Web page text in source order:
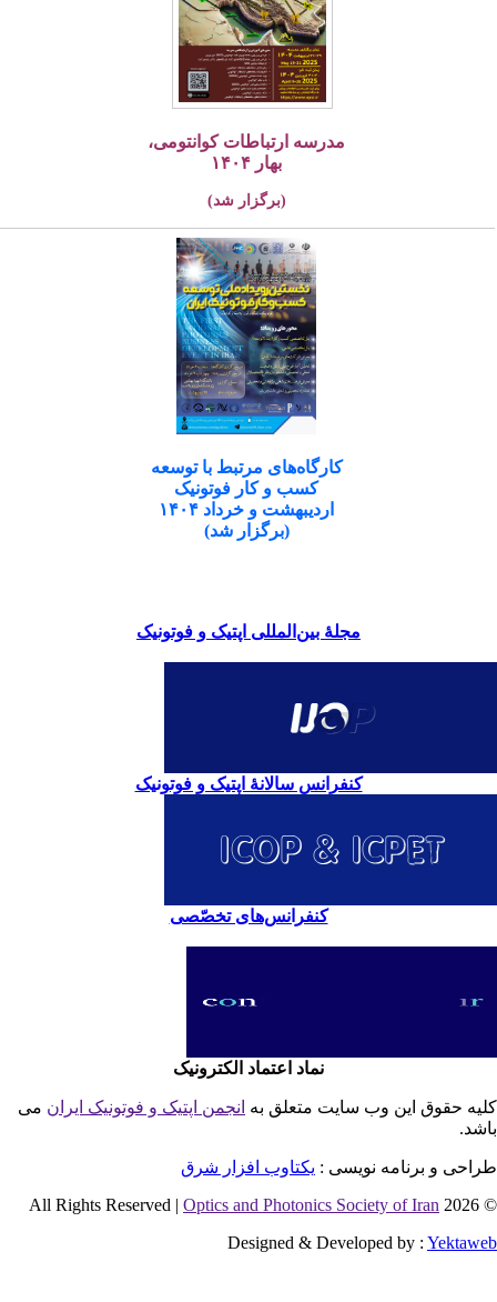
مدرسه ارتباطات کوانتومی،
بهار ۱۴۰۴
(برگزار شد)
کارگاه‌های مرتبط با توسعه
کسب و کار فوتونیک
اردیبهشت و خرداد ۱۴۰۴
(برگزار شد)
مجلۀ بین‌المللی اپتیک و فوتونیک
کنفرانس سالانۀ اپتیک و فوتونیک
کنفرانس‌های تخصّصی
نماد اعتماد الکترونیک
حقوق این وب سایت متعلق بهانجمن اپتیک و فوتونیک ایران می
و برنامه نویسی : یکتاوب افزار شرق
©
Optics and Photonics Society of Iran
Designed & Developed by :